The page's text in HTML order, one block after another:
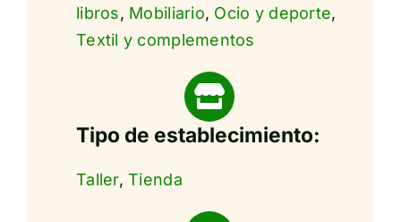
libros, Mobiliario, Ocio y deporte,
Textil y complementos
Tipo de establecimiento:
Taller,Tienda